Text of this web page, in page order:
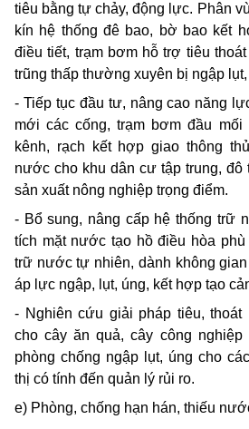
tiêu bằng tự chảy, động lực. Phân
kín hệ thống đê bao, bờ bao kết
điều tiết, trạm bơm hỗ trợ tiêu
trũng thấp thường xuyên bị ngập lụt,
- Tiếp tục đầu tư, nâng cao năng
mới các cống, trạm bơm đầu mối
kênh, rạch kết hợp giao thông
nước cho khu dân cư tập trung, đô
sản xuất nông nghiệp trọng điểm.
- Bổ sung, nâng cấp hệ thống trữ
tích mặt nước tạo hồ điều hòa
trữ nước tự nhiên, dành không
áp lực ngập, lụt, úng, kết hợp tạo
- Nghiên cứu giải pháp tiêu,
cho cây ăn quả, cây công nghiệp
phòng chống ngập lụt, úng cho
thị có tính đến quản lý rủi ro.
e) Phòng, chống hạn hán, thiếu